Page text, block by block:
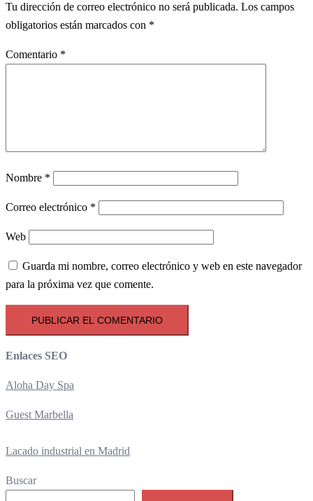
Tu dirección de correo electrónico no será publicada. Los campos
obligatorios están marcados con *
Comentario *
Nombre *
Correo electrónico *
Web
Guarda mi nombre, correo electrónico y web en este navegador
para la próxima vez que comente.
Enlaces SEO
Aloha Day Spa
Guest Marbella
Lacado industrial en Madrid
Buscar